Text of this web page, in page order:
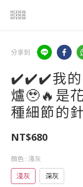
分享到
✔️✔️✔️我的
爐🥹🔥是
種細節的
NT$680
顏色 : 淺灰
淺灰 深灰